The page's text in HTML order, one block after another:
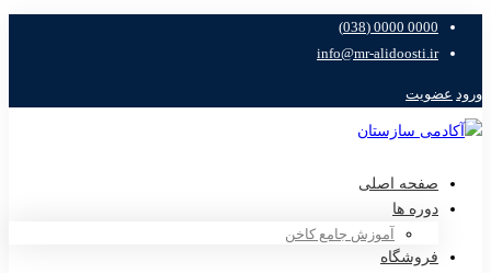
0000 0000 (038)
info@mr-alidoosti.ir
ورود عضویت
صفحه اصلی
دوره ها
آموزش جامع کاخن
فروشگاه